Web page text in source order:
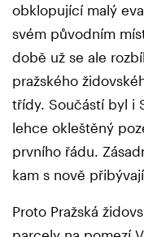
obklopující malý
svém původním
době už se ale
pražského
třídy. Součástí byl i
lehce okleštěný
prvního řádu.
kam s nově
Proto Pražská